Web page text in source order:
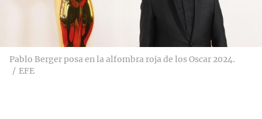
Pablo Berger posa en la alfombra roja de los Oscar 2024.
EFE